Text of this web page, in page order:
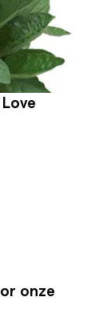
onze